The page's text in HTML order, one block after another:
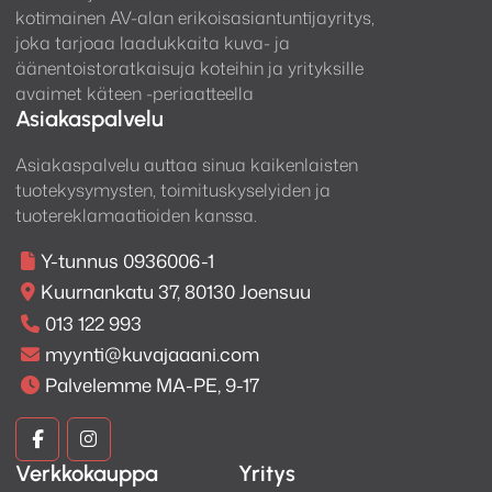
? Ensimmäistä kertaa historiassa STAX on käyttänyt
suurikokoista toroidimuuntajaa mahdollisimman
alhaisen kohinatason saavuttamiseksi. Tämä
mahdollistaa suuren signaalin muutosnopeuden ja
sävykkään äänen koko taajuuskaistalla.
? Runko on valmistettu ei-magneettisesta alumiinista
tavallisen teräksen sijaan. Tämän ansiosta äänestä
on saatu poistettua verhoutuneisuutta, ja itse
laitteesta on samalla tullut kevyempi.
? Laitteessa on neljä paria sisääntuloja. (Huomio:
LINE4 on erillinen piirilevypaikka tulevaisuutta varten.
Siihen ei ole vielä saatavana kortteja.)
kotimainen AV-alan erikoisasiantuntijayritys,
joka tarjoaa laadukkaita kuva- ja
äänentoistoratkaisuja koteihin ja yrityksille
avaimet käteen -periaatteella
Asiakaspalvelu
Asiakaspalvelu auttaa sinua kaikenlaisten
tuotekysymysten, toimituskyselyiden ja
tuotereklamaatioiden kanssa.
Y-tunnus 0936006-1
Kuurnankatu 37, 80130 Joensuu
013 122 993
myynti@kuvajaaani.com
Palvelemme MA-PE, 9-17
Kuva
ja
Kuva
ja
Verkkokauppa
Yritys